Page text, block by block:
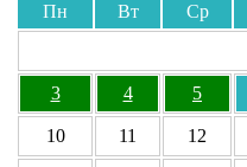
Пн Вт Ср
3 4 5
10 11 12